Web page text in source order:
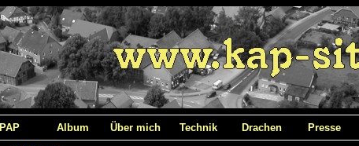
PAP Album Über mich Technik Drachen Presse